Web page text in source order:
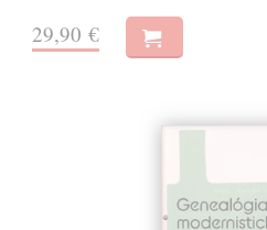
29,90 €